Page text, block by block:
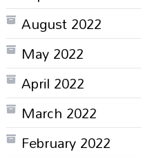
August 2022
May 2022
April 2022
March 2022
February 2022